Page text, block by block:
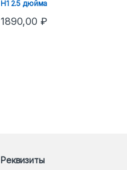
H1 2.5 дюйма
1890,00 ₽
Реквизиты